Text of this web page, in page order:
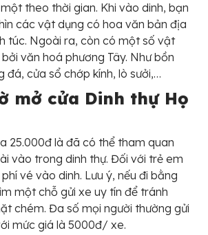
theo thời gian. Khi vào dinh, bạn
các vật dụng có hoa văn bản địa
túc. Ngoài ra, còn có một số vật
văn hoá phương Tây. Như bồn
đá, cửa sổ chớp kính, lò sưởi,…
mở cửa Dinh thự Họ
25.000đ là đã có thể tham quan
vào trong dinh thự. Đối với trẻ em
vé vào dinh. Lưu ý, nếu đi bằng
một chỗ gửi xe uy tín để tránh
chém. Đa số mọi người thường gửi
mức giá là 5000đ/ xe.